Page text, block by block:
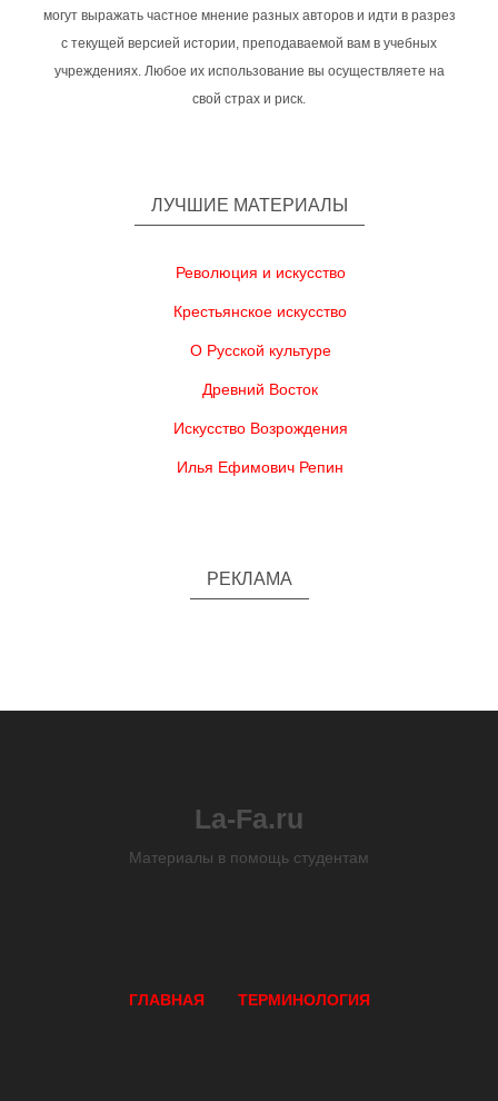
могут выражать частное мнение разных авторов и идти в разрез
с текущей версией истории, преподаваемой вам в учебных
учреждениях. Любое их использование вы осуществляете на
свой страх и риск.
ЛУЧШИЕ МАТЕРИАЛЫ
Революция и искусство
Крестьянское искусство
О Русской культуре
Древний Восток
Искусство Возрождения
Илья Ефимович Репин
РЕКЛАМА
La-Fa.ru
Материалы в помощь студентам
ГЛАВНАЯ ТЕРМИНОЛОГИЯ